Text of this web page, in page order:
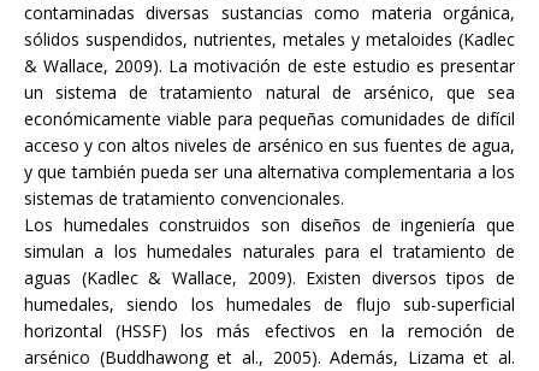
contaminadas diversas sustancias como materia orgánica,
sólidos suspendidos, nutrientes, metales y metaloides (Kadlec
& Wallace, 2009). La motivación de este estudio es presentar
un sistema de tratamiento natural de arsénico, que sea
económicamente viable para pequeñas comunidades de difícil
acceso y con altos niveles de arsénico en sus fuentes de agua,
y que también pueda ser una alternativa complementaria a los
sistemas de tratamiento convencionales.
Los humedales construidos son diseños de ingeniería que
simulan a los humedales naturales para el tratamiento de
aguas (Kadlec & Wallace, 2009). Existen diversos tipos de
humedales, siendo los humedales de flujo sub-superficial
horizontal (HSSF) los más efectivos en la remoción de
arsénico (Buddhawong et al., 2005). Además, Lizama et al.